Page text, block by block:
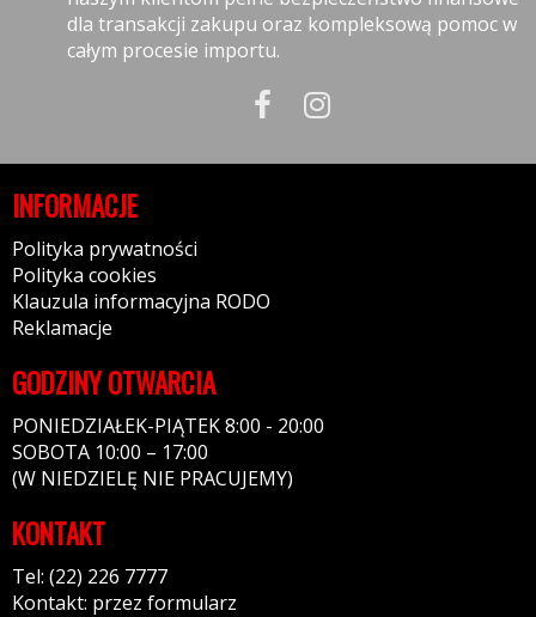
dla transakcji zakupu oraz kompleksową pomoc w
całym procesie importu.
INFORMACJE
Polityka prywatności
Polityka cookies
Klauzula informacyjna RODO
Reklamacje
GODZINY OTWARCIA
PONIEDZIAŁEK-PIĄTEK 8:00 - 20:00
SOBOTA 10:00 – 17:00
(W NIEDZIELĘ NIE PRACUJEMY)
KONTAKT
Tel: (22) 226 7777
Kontakt: przez formularz